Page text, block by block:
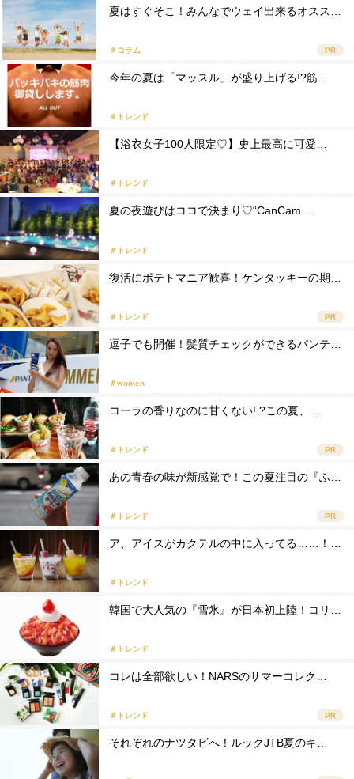
夏はすぐそこ！みんなでウェイ出来るオスス…
＃コラム PR
今年の夏は「マッスル」が盛り上げる!?筋…
＃トレンド
【浴衣女子100人限定♡】史上最高に可愛…
＃トレンド
夏の夜遊びはココで決まり♡“CanCam…
＃トレンド
復活にポテトマニア歓喜！ケンタッキーの期…
＃トレンド PR
逗子でも開催！髪質チェックができるパンテ…
＃women
コーラの香りなのに甘くない! ?この夏、…
＃トレンド PR
あの青春の味が新感覚で！この夏注目の『ふ…
＃トレンド PR
ア、アイスがカクテルの中に入ってる……！…
＃トレンド
韓国で大人気の『雪氷』が日本初上陸！コリ…
＃トレンド
コレは全部欲しい！NARSのサマーコレク…
＃トレンド PR
それぞれのナツタビへ！ルックJTB夏のキ…